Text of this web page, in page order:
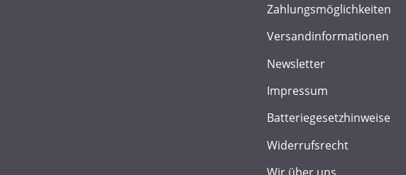
Zahlungsmöglichkeiten
Versandinformationen
Newsletter
Impressum
Batteriegesetzhinweise
Widerrufsrecht